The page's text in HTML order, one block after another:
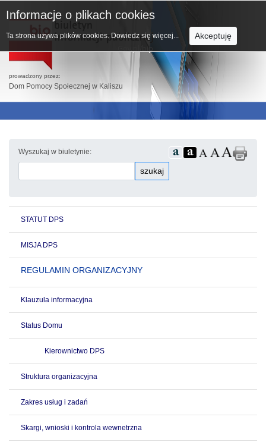
prowadzony przez:
Dom Pomocy Społecznej w Kaliszu
Wyszukaj w biuletynie:
szukaj
STATUT DPS
MISJA DPS
REGULAMIN ORGANIZACYJNY
Klauzula informacyjna
Status Domu
Kierownictwo DPS
Struktura organizacyjna
Zakres usług i zadań
Skargi, wnioski i kontrola wewnetrzna
Informacje o plikach cookies
Ta strona używa plików cookies. Dowiedz się więcej... Akceptuję